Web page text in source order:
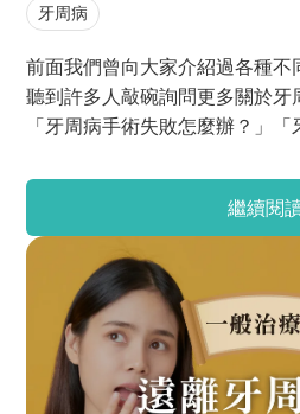
牙周病
前面我們曾向大家介紹過各種不
聽到許多人敲碗詢問更多關於牙
「牙周病手術失敗怎麼辦？」
天就幫你整理一篇牙周病治療的
繼續閱